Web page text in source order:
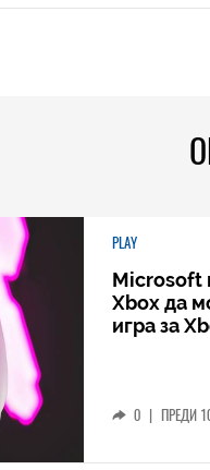
PLAY
Microsoft
Xbox да
игра за
0 | ПРЕДИ